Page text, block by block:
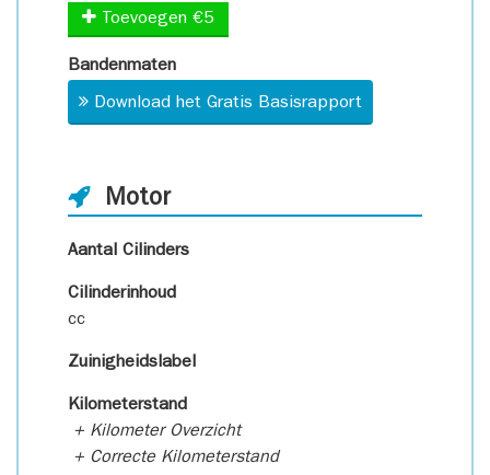
Toevoegen €5
Bandenmaten
Download het Gratis Basisrapport
Motor
Aantal Cilinders
Cilinderinhoud
cc
Zuinigheidslabel
Kilometerstand
+ Kilometer Overzicht
+ Correcte Kilometerstand